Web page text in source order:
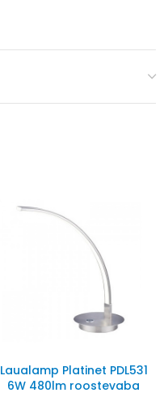
Laualamp Platinet PDL531
6W 480lm roostevaba